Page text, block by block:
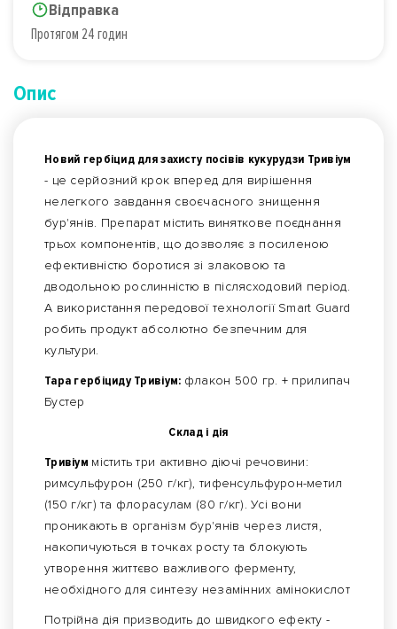
Відправка
Протягом 24 годин
Опис
Новий гербіцид для захисту посівів кукурудзи Тривіум
- це серйозний крок вперед для вирішення
нелегкого завдання своєчасного знищення
бур'янів. Препарат містить виняткове поєднання
трьох компонентів, що дозволяє з посиленою
ефективністю боротися зі злаковою та
дводольною рослинністю в післясходовий період.
А використання передової технології Smart Guard
робить продукт абсолютно безпечним для
культури.
Тара гербіциду Тривіум: флакон 500 гр. + прилипач
Бустер
Склад і дія
Тривіум містить три активно діючі речовини:
римсульфурон (250 г/кг), тифенсульфурон-метил
(150 г/кг) та флорасулам (80 г/кг). Усі вони
проникають в організм бур'янів через листя,
накопичуються в точках росту та блокують
утворення життєво важливого ферменту,
необхідного для синтезу незамінних амінокислот
Потрійна дія призводить до швидкого ефекту -